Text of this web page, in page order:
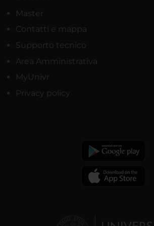
Master
Contatti e mappa
Supporto tecnico
Area Amministrativa
MyUnivr
Privacy policy